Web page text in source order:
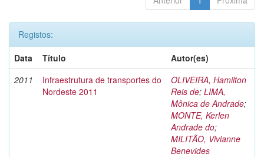
Registos:
Data
Título
Autor(es)
2011
Infraestrutura de transportes do
Nordeste 2011
OLIVEIRA, Hamilton
Reis de; LIMA,
Mônica de Andrade;
MONTE, Kerlen
Andrade do;
MILITÃO, Vivianne
Benevides